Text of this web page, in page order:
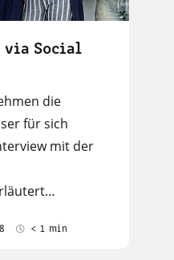
via Social
die
für sich
mit der
< 1 min